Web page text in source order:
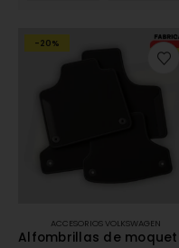
-20%
ACCESORIOS VOLKSWAGEN